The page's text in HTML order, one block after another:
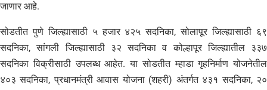
जाणार आहे.
सोडतीत पुणे जिल्ह्यासाठी ५ हजार ४२५ सदनिका, सोलापूर जिल्ह्यासाठी ६९
सदनिका, सांगली जिल्ह्यासाठी ३२ सदनिका व कोल्हापूर जिल्ह्यातील ३३७
सदनिका विक्रीसाठी उपलब्ध आहेत. या सोडतीत म्हाडा गृहनिर्माण योजनेतील
४०३ सदनिका, प्रधानमंत्री आवास योजना (शहरी) अंतर्गत ४३१ सदनिका, २०